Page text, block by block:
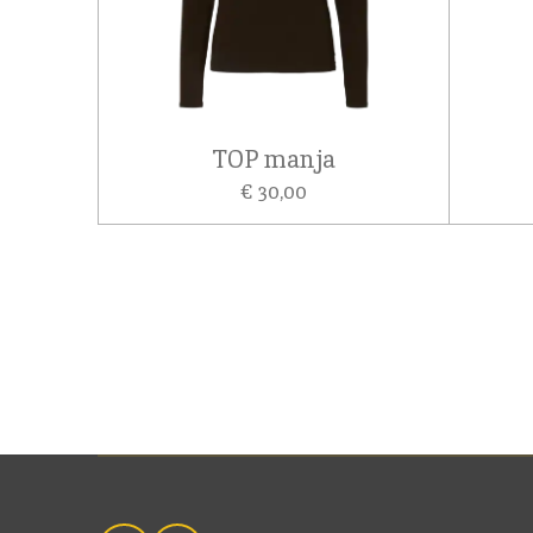
TOP manja
€ 30,00